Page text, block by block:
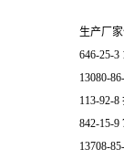
生产厂
646-25-3
13080-
113-92-8
842-15-9
13708-